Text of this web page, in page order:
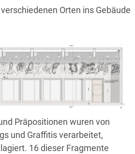
Orten ins Gebäude
Präpositionen wuren von
und Graffitis verarbeitet,
16 dieser Fragmente